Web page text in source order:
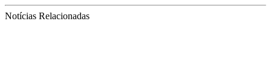
Notícias Relacionadas